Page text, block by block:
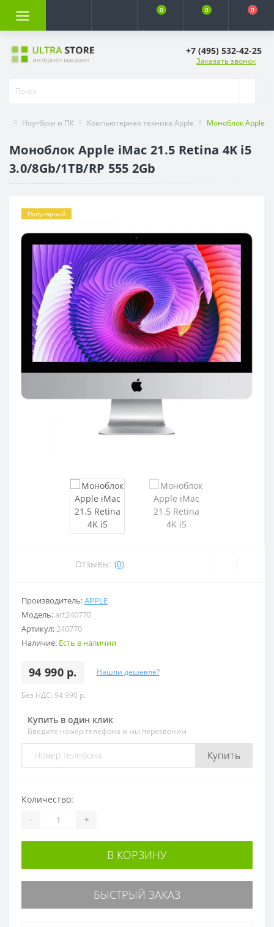
0 0 0
+7 (495) 532-42-25
Заказать звонок
Ноутбуки и ПК Компьютерная техника Apple Моноблок Apple
Моноблок Apple iMac 21.5 Retina 4K i5
3.0/8Gb/1TB/RP 555 2Gb
Популярный
Отзывы: (0)
Производитель:APPLE
Модель: art240770
Артикул:240770
Наличие: Есть в наличии
94 990 р. Нашли дешевле?
Без НДС: 94 990 р.
Купить в один клик
Введите номер телефона и мы перезвоним
Купить
Количество:
- +
В КОРЗИНУ
БЫСТРЫЙ ЗАКАЗ